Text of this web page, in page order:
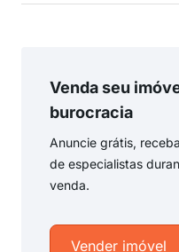
Venda seu
burocracia
Anuncie grátis,
de especialistas
venda.
Vender imóvel